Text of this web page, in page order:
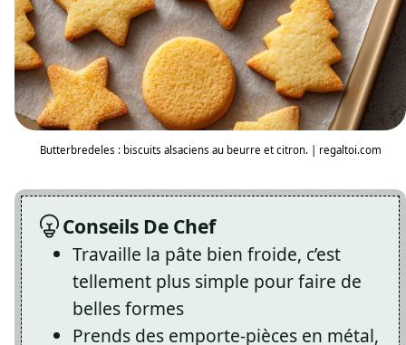
Butterbredeles : biscuits alsaciens au beurre et citron. | regaltoi.com
Conseils De Chef
Travaille la pâte bien froide, c’est
tellement plus simple pour faire de
belles formes
Prends des emporte-pièces en métal,